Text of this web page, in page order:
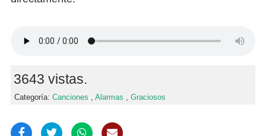
3643 vistas.
Categoría: Canciones , Alarmas , Graciosos